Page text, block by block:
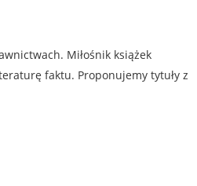
Miłośnik książek
faktu. Proponujemy tytuły z